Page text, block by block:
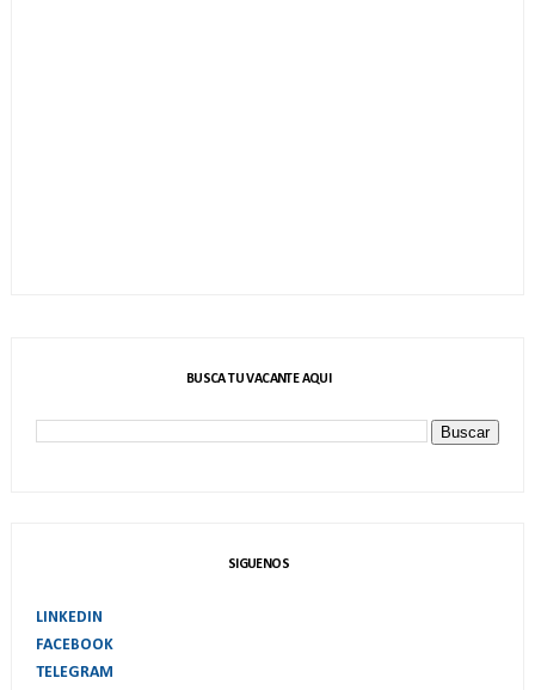
BUSCA TU VACANTE AQUI
SIGUENOS
LINKEDIN
FACEBOOK
TELEGRAM